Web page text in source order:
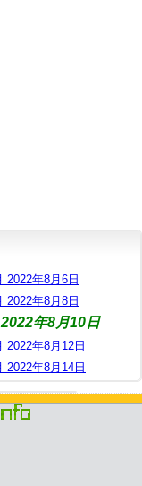
2022年8月6日
2022年8月8日
年8月10日
2022年8月12日
2022年8月14日